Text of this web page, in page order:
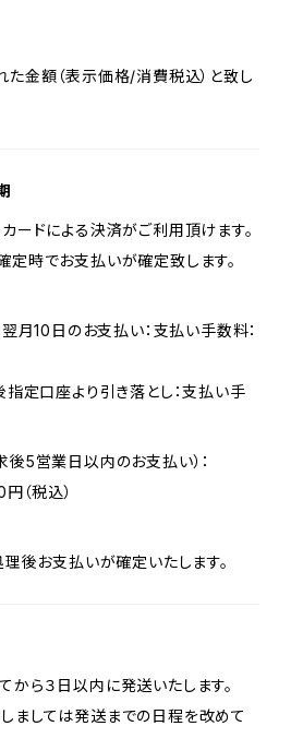
た金額（表示価格/消費税込）と致し
ードによる決済がご利用頂けます。
定時でお支払いが確定致します。
翌月10日のお支払い：支払い手数料：
指定口座より引き落とし：支払い手
5営業日以内のお支払い）：
（税込）
理後お支払いが確定いたします。
から３日以内に発送いたします。
ましては発送までの日程を改めて